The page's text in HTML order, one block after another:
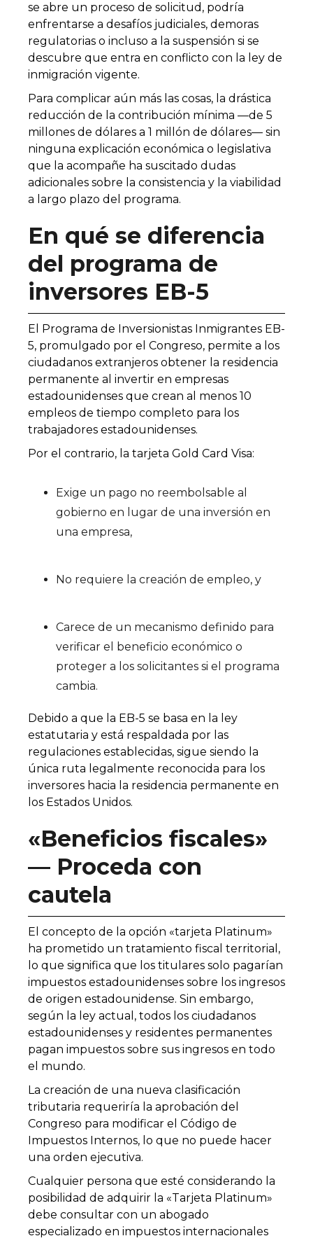
se abre un proceso de solicitud, podría
enfrentarse a desafíos judiciales, demoras
regulatorias o incluso a la suspensión si se
descubre que entra en conflicto con la ley de
inmigración vigente.
Para complicar aún más las cosas, la drástica
reducción de la contribución mínima —de 5
millones de dólares a 1 millón de dólares— sin
ninguna explicación económica o legislativa
que la acompañe ha suscitado dudas
adicionales sobre la consistencia y la viabilidad
a largo plazo del programa.
En qué se diferencia
del programa de
inversores EB-5
El Programa de Inversionistas Inmigrantes EB-
5, promulgado por el Congreso, permite a los
ciudadanos extranjeros obtener la residencia
permanente al invertir en empresas
estadounidenses que crean al menos 10
empleos de tiempo completo para los
trabajadores estadounidenses.
Por el contrario, la tarjeta Gold Card Visa:
Exige un pago no reembolsable al
gobierno en lugar de una inversión en
una empresa,
No requiere la creación de empleo, y
Carece de un mecanismo definido para
verificar el beneficio económico o
proteger a los solicitantes si el programa
cambia.
Debido a que la EB-5 se basa en la ley
estatutaria y está respaldada por las
regulaciones establecidas, sigue siendo la
única ruta legalmente reconocida para los
inversores hacia la residencia permanente en
los Estados Unidos.
«Beneficios fiscales»
— Proceda con
cautela
El concepto de la opción «tarjeta Platinum»
ha prometido un tratamiento fiscal territorial,
lo que significa que los titulares solo pagarían
impuestos estadounidenses sobre los ingresos
de origen estadounidense. Sin embargo,
según la ley actual, todos los ciudadanos
estadounidenses y residentes permanentes
pagan impuestos sobre sus ingresos en todo
el mundo.
La creación de una nueva clasificación
tributaria requeriría la aprobación del
Congreso para modificar el Código de
Impuestos Internos, lo que no puede hacer
una orden ejecutiva.
Cualquier persona que esté considerando la
posibilidad de adquirir la «Tarjeta Platinum»
debe consultar con un abogado
especializado en impuestos internacionales